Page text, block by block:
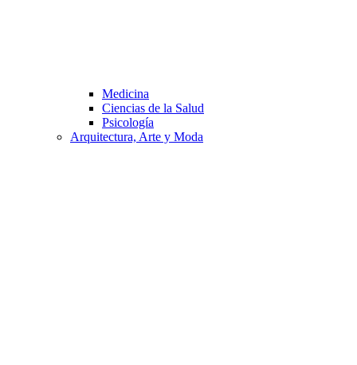
Medicina
Ciencias de la Salud
Psicología
Arquitectura, Arte y Moda